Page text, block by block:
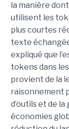
la manière
utilisent les
plus courtes
texte
expliqué que
tokens dans
provient de la
raisonnement
d’outils et de
économies